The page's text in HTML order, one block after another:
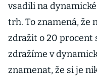
vsadili na
trh. To znamená, že
zdražit o 20 procent
zdražíme v
znamenat, že si je